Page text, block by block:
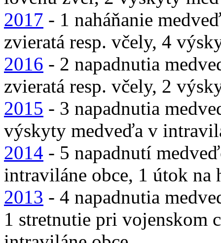
2017 - 1 naháňanie
zvieratá resp. včely, 4
2016 - 2 napadnutia
zvieratá resp. včely, 2
2015 - 3 napadnutia
výskyty medveďa v
2014 - 5 napadnutí
intraviláne obce, 1 útok na
2013 - 4 napadnutia
1 stretnutie pri vojenskom